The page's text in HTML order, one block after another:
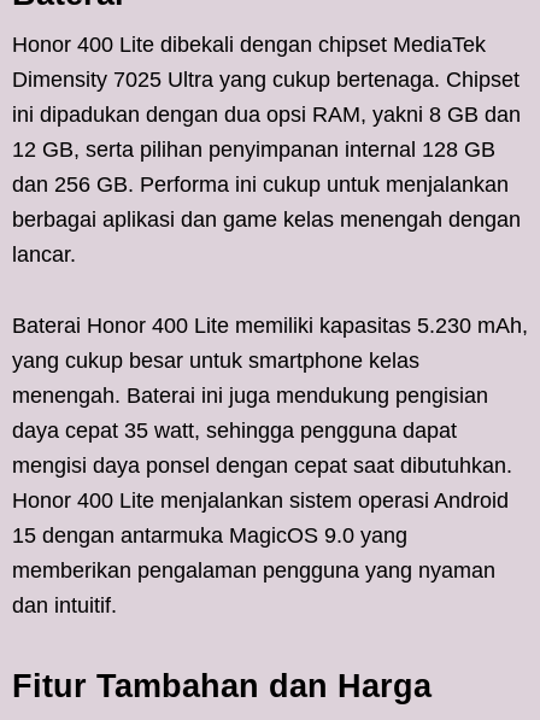
Honor 400 Lite dibekali dengan chipset MediaTek
Dimensity 7025 Ultra yang cukup bertenaga. Chipset
ini dipadukan dengan dua opsi RAM, yakni 8 GB dan
12 GB, serta pilihan penyimpanan internal 128 GB
dan 256 GB. Performa ini cukup untuk menjalankan
berbagai aplikasi dan game kelas menengah dengan
lancar.
Baterai Honor 400 Lite memiliki kapasitas 5.230 mAh,
yang cukup besar untuk smartphone kelas
menengah. Baterai ini juga mendukung pengisian
daya cepat 35 watt, sehingga pengguna dapat
mengisi daya ponsel dengan cepat saat dibutuhkan.
Honor 400 Lite menjalankan sistem operasi Android
15 dengan antarmuka MagicOS 9.0 yang
memberikan pengalaman pengguna yang nyaman
dan intuitif.
Fitur Tambahan dan Harga